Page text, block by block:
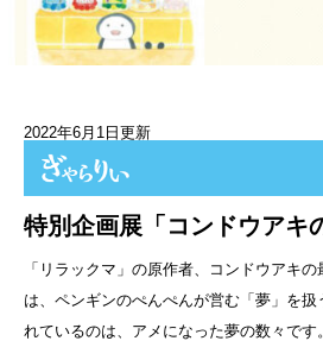
2022年6月1日更新
特別企画展「コンドウアキ
「リラックマ」の原作者、コンドウアキの
は、ペンギンのぺんぺんが営む「夢」を
れているのは、アメになった夢の数々です